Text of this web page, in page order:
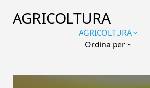
AGRICOLTURA
AGRICOLTURA
Ordina per